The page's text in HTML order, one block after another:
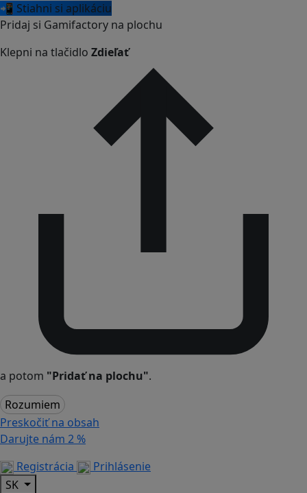
📲 Stiahni si aplikáciu
Pridaj si Gamifactory na plochu
Klepni na tlačidlo Zdieľať
a potom "Pridať na plochu".
Rozumiem
Preskočiť na obsah
Darujte nám 2 %
Registrácia
Prihlásenie
SK